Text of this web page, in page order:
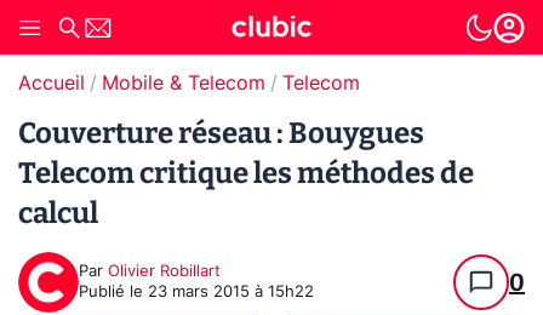
Accueil Mobile & Telecom Telecom
Couverture réseau : Bouygues
Telecom critique les méthodes de
calcul
Par Olivier Robillart
Publié le 23 mars 2015 à 15h22 0